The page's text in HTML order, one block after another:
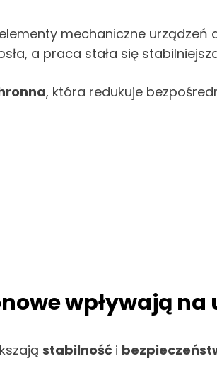
mechaniczne urządzeń
a praca stała się
, która redukuje
wpływają
stabilność i